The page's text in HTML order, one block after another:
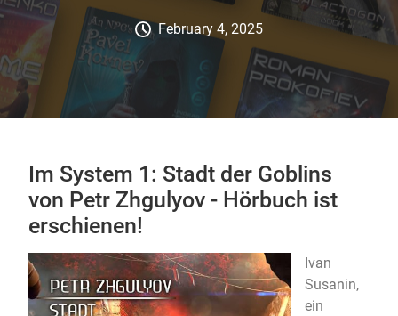
February 4, 2025
Im System 1: Stadt der Goblins
von Petr Zhgulyov - Hörbuch ist
erschienen!
Ivan
Susanin,
ein